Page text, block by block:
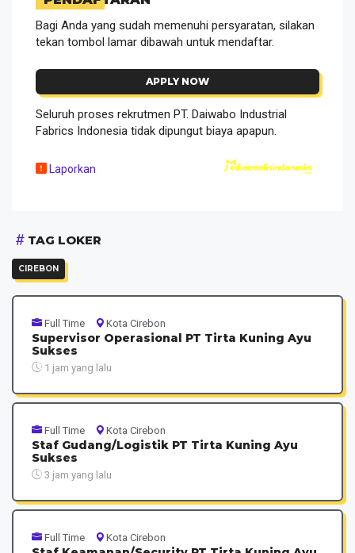
Bagi Anda yang sudah memenuhi persyaratan, silakan
tekan tombol lamar dibawah untuk mendaftar.
APPLY NOW
Seluruh proses rekrutmen PT. Daiwabo Industrial
Fabrics Indonesia tidak dipungut biaya apapun.
Laporkan
TAG LOKER
CIREBON
Full Time Kota Cirebon
Supervisor Operasional PT Tirta Kuning Ayu
Sukses
1 jam yang lalu
Full Time Kota Cirebon
Staf Gudang/Logistik PT Tirta Kuning Ayu
Sukses
3 jam yang lalu
Full Time Kota Cirebon